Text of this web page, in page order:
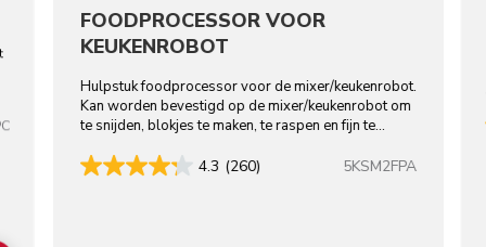
FOODPROCESSOR VOOR
KEUKENROBOT
Hulpstuk foodprocessor voor de mixer/keukenrobot.
Kan worden bevestigd op de mixer/keukenrobot om
te snijden, blokjes te maken, te raspen en fijn te
4.3 (260) 5KSM2FPA